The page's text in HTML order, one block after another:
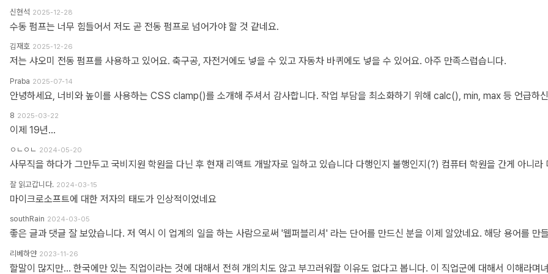
신현석 2025-12-28
수동 펌프는 너무 힘들어서 저도 곧 전동 펌프로 넘어가야 할 것 같네요.
김재호 2025-12-26
저는 샤오미 전동 펌프를 사용하고 있어요. 축구공, 자전거에도 넣을 수 있고 자동차 바퀴에도 넣을 수 있어요. 아주 만족스럽습니다.
Praba 2025-07-14
8 2025-03-22
이제 19년...
ㅇㄴㅇㄴ 2024-05-20
잘 읽고갑니다. 2024-03-15
마이크로소프트에 대한 저자의 태도가 인상적이었네요
southRain 2024-03-05
리베하얀 2023-11-26